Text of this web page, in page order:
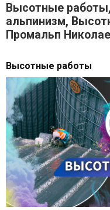
Высотные
альпинизм,
Промальп
Высотные работы